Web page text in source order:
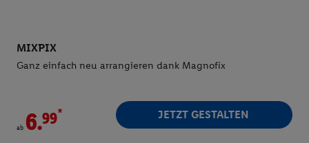
MIXPIX
Ganz einfach neu arrangieren dank Magnofix
ab 6. * JETZT GESTALTEN